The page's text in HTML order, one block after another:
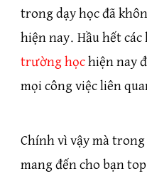
trong dạy học đã
hiện nay. Hầu hết các
trường họchiện nay
mọi công việc liên
Chính vì vậy mà
mang đến cho bạn